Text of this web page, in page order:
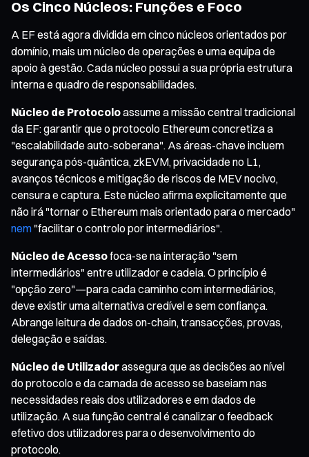
Os Cinco Núcleos: Funções e Foco
A EF está agora dividida em cinco núcleos orientados por
domínio, mais um núcleo de operações e uma equipa de
apoio à gestão. Cada núcleo possui a sua própria estrutura
interna e quadro de responsabilidades.
Núcleo de Protocoloassume a missão central tradicional
da EF: garantir que o protocolo Ethereum concretiza a
"escalabilidade auto-soberana". As áreas-chave incluem
segurança pós-quântica, zkEVM, privacidade no L1,
avanços técnicos e mitigação de riscos de MEV nocivo,
censura e captura. Este núcleo afirma explicitamente que
não irá "tornar o Ethereum mais orientado para o mercado"
nem "facilitar o controlo por intermediários".
Núcleo de Acessofoca-se na interação "sem
intermediários" entre utilizador e cadeia. O princípio é
"opção zero"—para cada caminho com intermediários,
deve existir uma alternativa credível e sem confiança.
Abrange leitura de dados on-chain, transacções, provas,
delegação e saídas.
Núcleo de Utilizadorassegura que as decisões ao nível
do protocolo e da camada de acesso se baseiam nas
necessidades reais dos utilizadores e em dados de
utilização. A sua função central é canalizar o feedback
efetivo dos utilizadores para o desenvolvimento do
protocolo.